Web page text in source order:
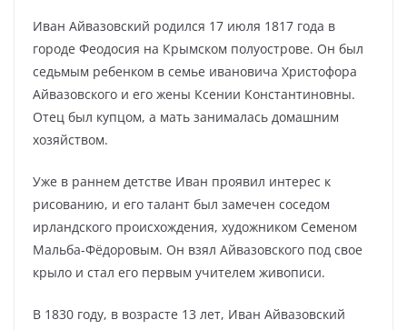
Иван Айвазовский родился 17 июля 1817 года в
городе Феодосия на Крымском полуострове. Он был
седьмым ребенком в семье ивановича Христофора
Айвазовского и его жены Ксении Константиновны.
Отец был купцом, а мать занималась домашним
хозяйством.
Уже в раннем детстве Иван проявил интерес к
рисованию, и его талант был замечен соседом
ирландского происхождения, художником Семеном
Мальба-Фёдоровым. Он взял Айвазовского под свое
крыло и стал его первым учителем живописи.
В 1830 году, в возрасте 13 лет, Иван Айвазовский